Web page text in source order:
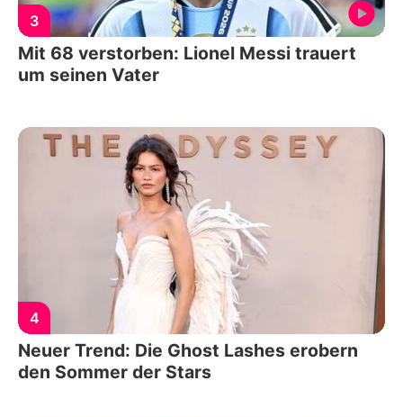
3
Mit 68 verstorben: Lionel Messi trauert
um seinen Vater
4
Neuer Trend: Die Ghost Lashes erobern
den Sommer der Stars